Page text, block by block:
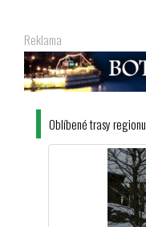
Reklama
Oblíbené trasy regionu